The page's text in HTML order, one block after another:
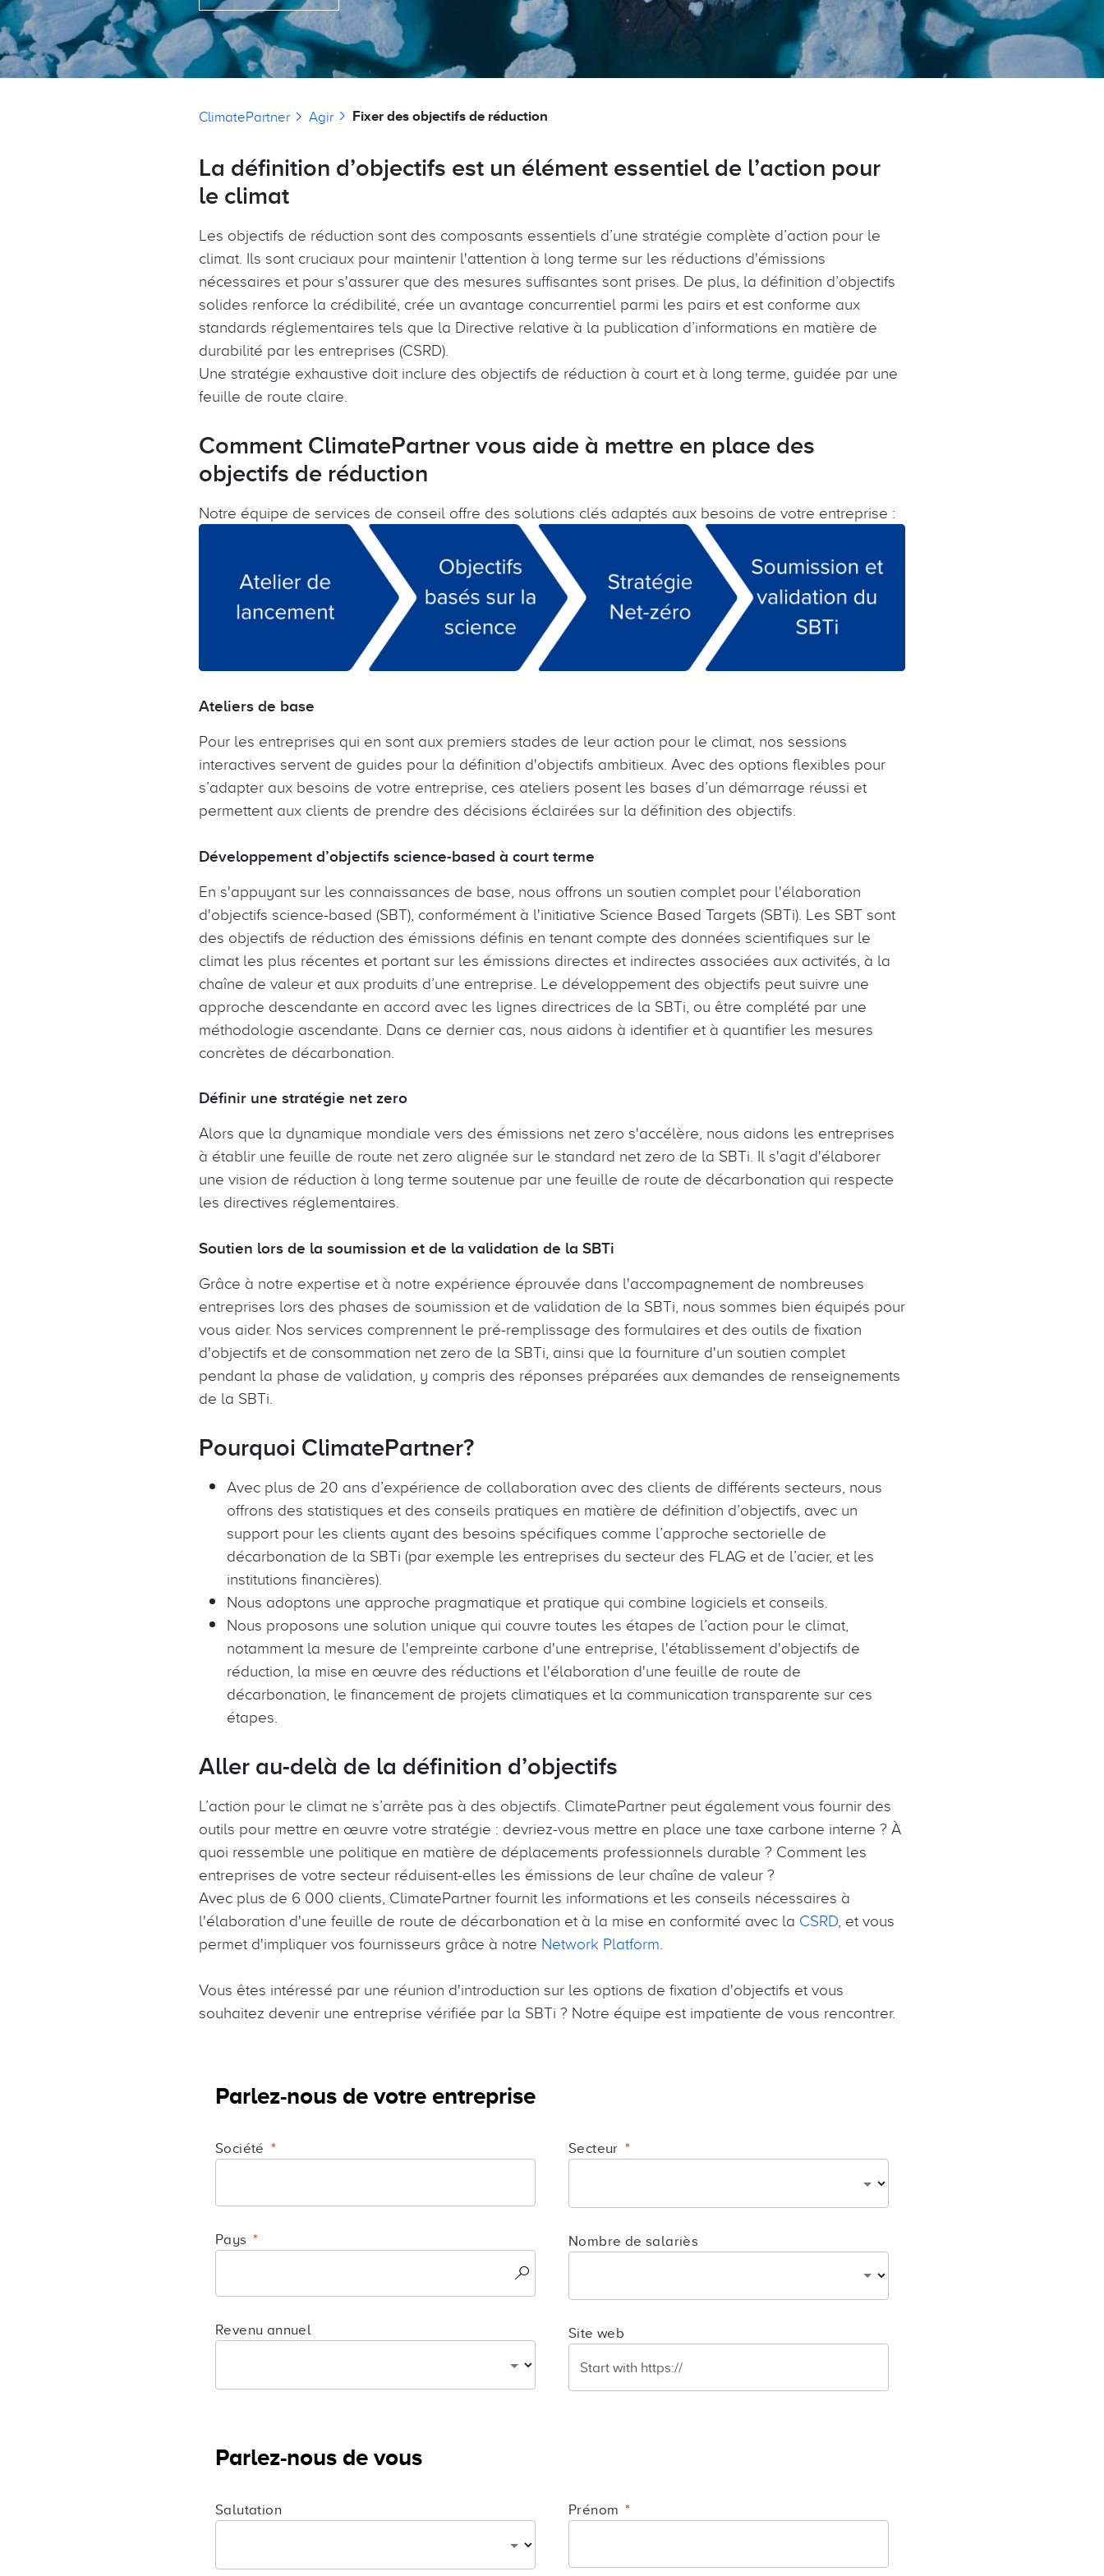
Fil d'Ariane
ClimatePartner Agir Fixer des objectifs de réduction
La définition d’objectifs est un élément essentiel de l’action pour
le climat
Les objectifs de réduction sont des composants essentiels d’une stratégie complète d’action pour le
climat. Ils sont cruciaux pour maintenir l'attention à long terme sur les réductions d'émissions
nécessaires et pour s'assurer que des mesures suffisantes sont prises. De plus, la définition d’objectifs
solides renforce la crédibilité, crée un avantage concurrentiel parmi les pairs et est conforme aux
standards réglementaires tels que la Directive relative à la publication d’informations en matière de
durabilité par les entreprises (CSRD).
Une stratégie exhaustive doit inclure des objectifs de réduction à court et à long terme, guidée par une
feuille de route claire.
Comment ClimatePartner vous aide à mettre en place des
objectifs de réduction
Notre équipe de services de conseil offre des solutions clés adaptés aux besoins de votre entreprise :
Ateliers de base
Pour les entreprises qui en sont aux premiers stades de leur action pour le climat, nos sessions
interactives servent de guides pour la définition d'objectifs ambitieux. Avec des options flexibles pour
s’adapter aux besoins de votre entreprise, ces ateliers posent les bases d’un démarrage réussi et
permettent aux clients de prendre des décisions éclairées sur la définition des objectifs.
Développement d’objectifs science-based à court terme
En s'appuyant sur les connaissances de base, nous offrons un soutien complet pour l'élaboration
d'objectifs science-based (SBT), conformément à l'initiative Science Based Targets (SBTi). Les SBT sont
des objectifs de réduction des émissions définis en tenant compte des données scientifiques sur le
climat les plus récentes et portant sur les émissions directes et indirectes associées aux activités, à la
chaîne de valeur et aux produits d’une entreprise. Le développement des objectifs peut suivre une
approche descendante en accord avec les lignes directrices de la SBTi, ou être complété par une
méthodologie ascendante. Dans ce dernier cas, nous aidons à identifier et à quantifier les mesures
concrètes de décarbonation.
Définir une stratégie net zero
Alors que la dynamique mondiale vers des émissions net zero s'accélère, nous aidons les entreprises
à établir une feuille de route net zero alignée sur le standard net zero de la SBTi. Il s'agit d'élaborer
une vision de réduction à long terme soutenue par une feuille de route de décarbonation qui respecte
les directives réglementaires.
Soutien lors de la soumission et de la validation de la SBTi
Grâce à notre expertise et à notre expérience éprouvée dans l'accompagnement de nombreuses
entreprises lors des phases de soumission et de validation de la SBTi, nous sommes bien équipés pour
vous aider. Nos services comprennent le pré-remplissage des formulaires et des outils de fixation
d'objectifs et de consommation net zero de la SBTi, ainsi que la fourniture d'un soutien complet
pendant la phase de validation, y compris des réponses préparées aux demandes de renseignements
de la SBTi.
Pourquoi ClimatePartner?
Avec plus de 20 ans d’expérience de collaboration avec des clients de différents secteurs, nous
offrons des statistiques et des conseils pratiques en matière de définition d’objectifs, avec un
support pour les clients ayant des besoins spécifiques comme l’approche sectorielle de
décarbonation de la SBTi (par exemple les entreprises du secteur des FLAG et de l’acier, et les
institutions financières).
Nous adoptons une approche pragmatique et pratique qui combine logiciels et conseils.
Nous proposons une solution unique qui couvre toutes les étapes de l’action pour le climat,
notamment la mesure de l'empreinte carbone d'une entreprise, l'établissement d'objectifs de
réduction, la mise en œuvre des réductions et l'élaboration d'une feuille de route de
décarbonation, le financement de projets climatiques et la communication transparente sur ces
étapes.
Aller au-delà de la définition d’objectifs
L’action pour le climat ne s’arrête pas à des objectifs. ClimatePartner peut également vous fournir des
outils pour mettre en œuvre votre stratégie : devriez-vous mettre en place une taxe carbone interne ? À
quoi ressemble une politique en matière de déplacements professionnels durable ? Comment les
entreprises de votre secteur réduisent-elles les émissions de leur chaîne de valeur ?
Avec plus de 6 000 clients, ClimatePartner fournit les informations et les conseils nécessaires à
l'élaboration d'une feuille de route de décarbonation et à la mise en conformité avec la CSRD, et vous
permet d'impliquer vos fournisseurs grâce à notre Network Platform.
Vous êtes intéressé par une réunion d'introduction sur les options de fixation d'objectifs et vous
souhaitez devenir une entreprise vérifiée par la SBTi ? Notre équipe est impatiente de vous rencontrer.
Parlez-nous de votre entreprise
Société
Pays
Revenu annuel
Secteur
Nombre de salariès
Site web
Parlez-nous de vous
Salutation Prénom